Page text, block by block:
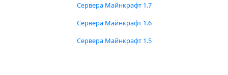
Сервера Майнкрафт 1.7
Сервера Майнкрафт 1.6
Сервера Майнкрафт 1.5